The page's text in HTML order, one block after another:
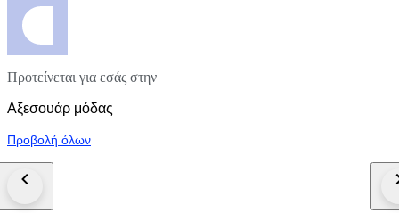
Προτείνεται για εσάς στην
Αξεσουάρ μόδας
Προβολή όλων